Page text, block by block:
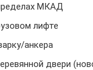
МКАД
лифте
анкера
двери